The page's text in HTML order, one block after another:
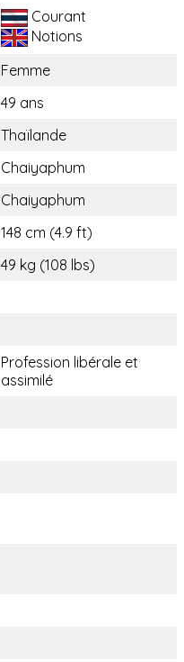
Courant
Notions
Femme
49 ans
Thaïlande
Chaiyaphum
Chaiyaphum
148 cm (4.9 ft)
49 kg (108 lbs)
Profession libérale et
assimilé